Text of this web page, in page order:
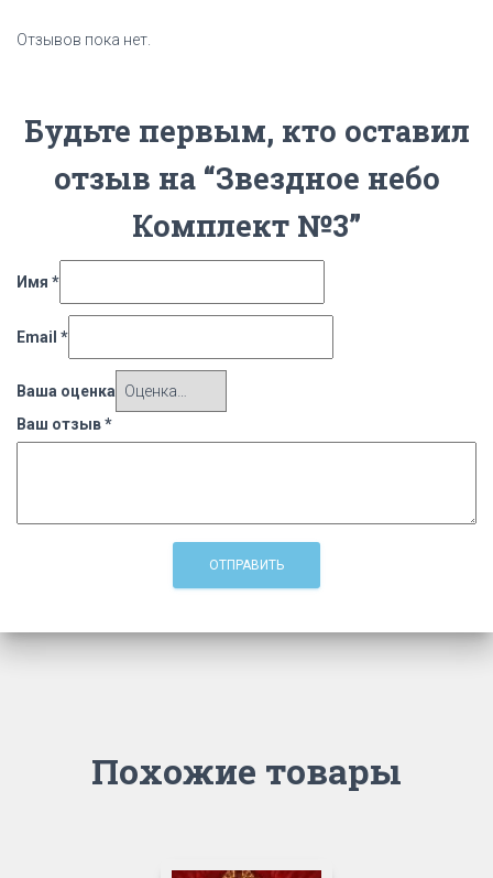
Отзывов пока нет.
Будьте первым, кто оставил
отзыв на “Звездное небо
Комплект №3”
Имя *
Email *
Ваша оценка
Ваш отзыв*
Похожие товары